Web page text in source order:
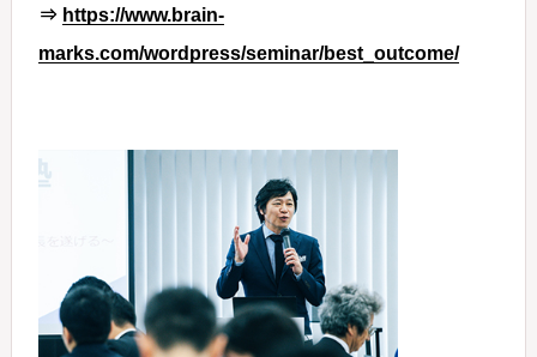
⇒ https://www.brain-
marks.com/wordpress/seminar/best_outcome/